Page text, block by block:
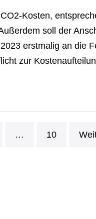
Kosten,
soll der
erstmalig an die
zur
… 10